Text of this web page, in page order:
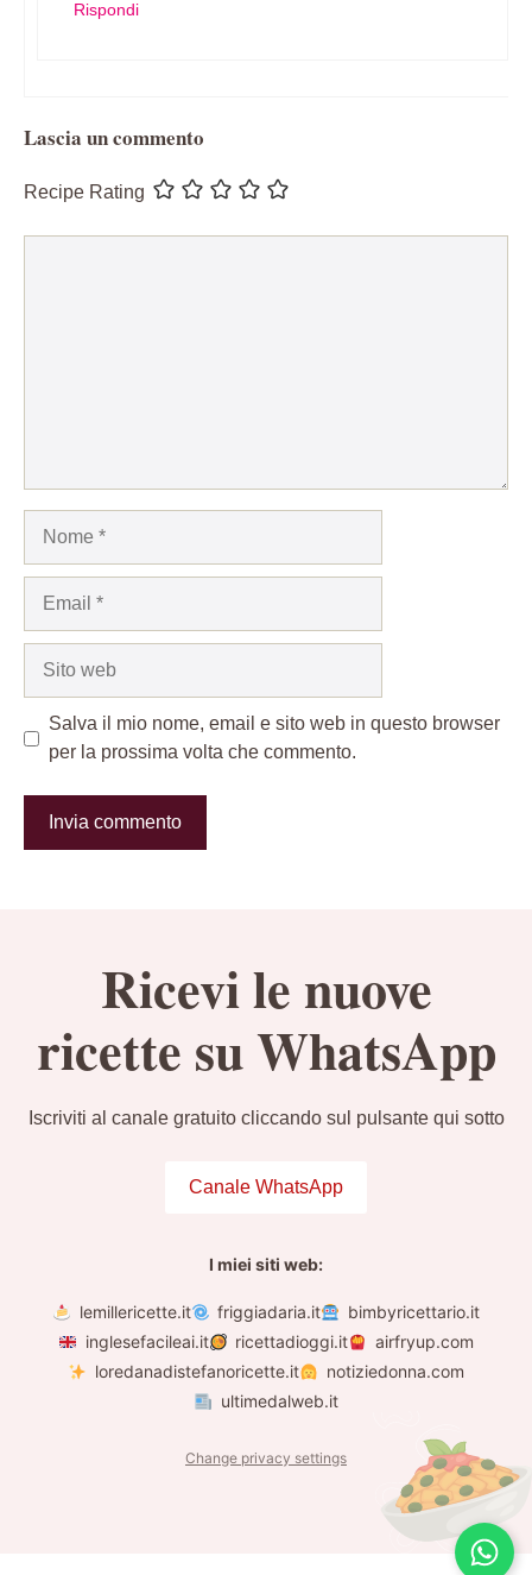
Rispondi
Lascia un commento
Recipe Rating
Salva il mio nome, email e sito web in questo browser
per la prossima volta che commento.
Ricevi le nuove
ricette su WhatsApp
Iscriviti al canale gratuito cliccando sul pulsante qui sotto
Canale WhatsApp
I miei siti web:
lemillericette.it friggiadaria.it
bimbyricettario.it
inglesefacileai.it
ricettadioggi.it
airfryup.com
loredanadistefanoricette.it
notiziedonna.com
ultimedalweb.it
Change privacy settings